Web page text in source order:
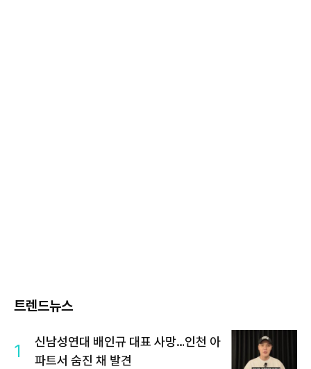
트렌드뉴스
1
신남성연대 배인규 대표 사망…인천 아
파트서 숨진 채 발견